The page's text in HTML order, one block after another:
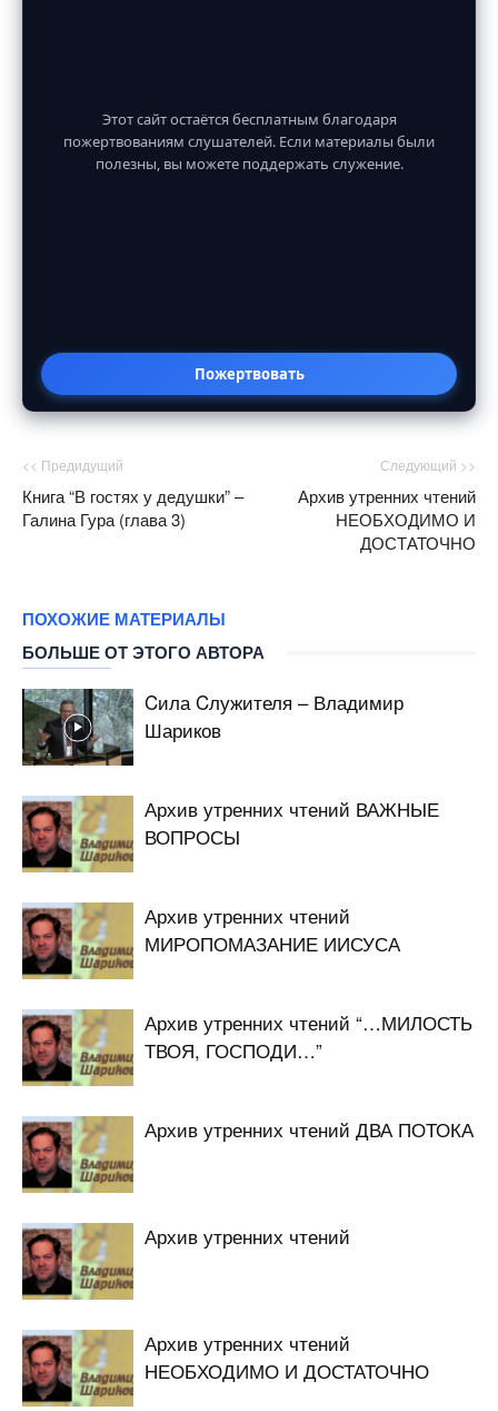
Этот сайт остаётся бесплатным благодаря
пожертвованиям слушателей. Если материалы были
полезны, вы можете поддержать служение.
Пожертвовать
<< Предидущий
Книга “В гостях у дедушки” –
Галина Гура (глава 3)
Следующий >>
Архив утренних чтений
НЕОБХОДИМО И
ДОСТАТОЧНО
ПОХОЖИЕ МАТЕРИАЛЫ
БОЛЬШЕ ОТ ЭТОГО АВТОРА
Cила Cлужителя – Владимир
Шариков
Архив утренних чтений ВАЖНЫЕ
ВОПРОСЫ
Архив утренних чтений
МИРОПОМАЗАНИЕ ИИСУСА
Архив утренних чтений “…МИЛОСТЬ
ТВОЯ, ГОСПОДИ…”
Архив утренних чтений ДВА ПОТОКА
Архив утренних чтений
Архив утренних чтений
НЕОБХОДИМО И ДОСТАТОЧНО